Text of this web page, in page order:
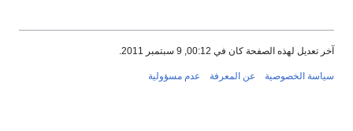
آخر تعديل لهذه الصفحة كان في 00:12, 9 سبتمبر 2011.
سياسة الخصوصية عن المعرفة عدم مسؤولية